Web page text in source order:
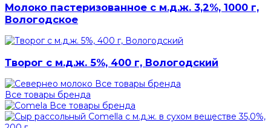
Молоко пастеризованное с м.д.ж. 3,2%, 1000 г,
Вологодское
Творог с м.д.ж. 5%, 400 г, Вологодский
Все товары бренда
Все товары бренда
Все товары бренда